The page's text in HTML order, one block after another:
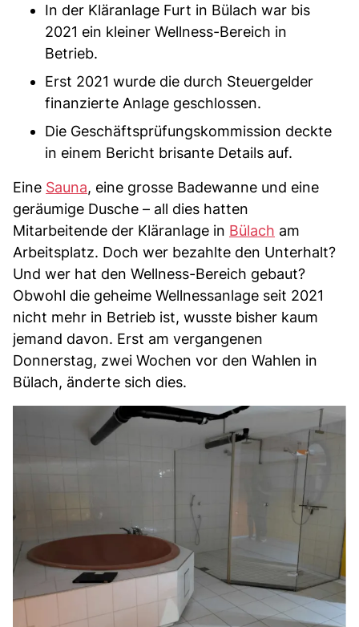
In der Kläranlage Furt in Bülach war bis
2021 ein kleiner Wellness-Bereich in
Betrieb.
Erst 2021 wurde die durch Steuergelder
finanzierte Anlage geschlossen.
Die Geschäftsprüfungskommission deckte
in einem Bericht brisante Details auf.
Eine Sauna, eine grosse Badewanne und eine
geräumige Dusche – all dies hatten
Mitarbeitende der Kläranlage in Bülach am
Arbeitsplatz. Doch wer bezahlte den Unterhalt?
Und wer hat den Wellness-Bereich gebaut?
Obwohl die geheime Wellnessanlage seit 2021
nicht mehr in Betrieb ist, wusste bisher kaum
jemand davon. Erst am vergangenen
Donnerstag, zwei Wochen vor den Wahlen in
Bülach, änderte sich dies.